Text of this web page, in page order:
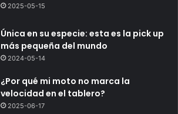
2025-05-15
Única en su especie: esta es la pick up
más pequeña del mundo
2024-05-14
¿Por qué mi moto no marca la
velocidad en el tablero?
2025-06-17